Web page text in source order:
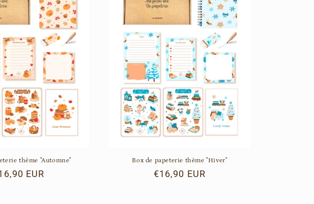
thème "Automne"
EUR
Box de papeterie thème "Hiver"
Prix
€16,90 EUR